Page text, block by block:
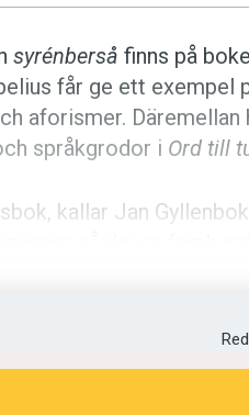
Kviss
Podden
Anmäl
Föreslå
Läs
syrénberså finns på
får ge ett exempel
aforismer.
språkgrodor i Ord till
kallar Jan
än att synonymer